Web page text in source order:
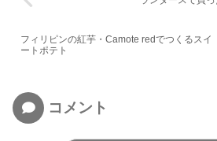
フィリピンの紅芋・Camote redでつくるスイ
ートポテト
コメント